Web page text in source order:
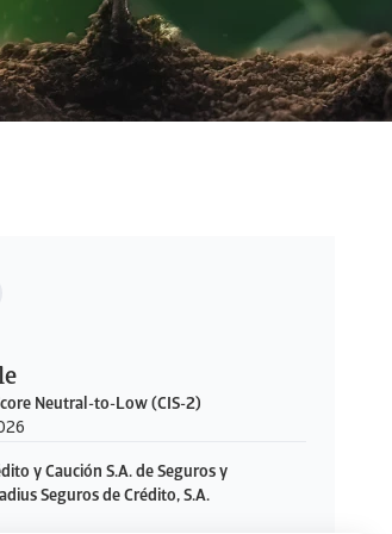
Neutral-to-Low (CIS-2)
y Caución S.A. de Seguros y
Seguros de Crédito, S.A.